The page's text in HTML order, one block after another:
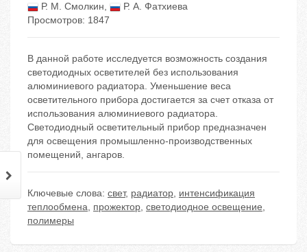
Р. М. Смолкин,
Р. А. Фатхиева
Просмотров: 1847
В данной работе исследуется возможность создания
светодиодных осветителей без использования
алюминиевого радиатора. Уменьшение веса
осветительного прибора достигается за счет отказа от
использования алюминиевого радиатора.
Светодиодный осветительный прибор предназначен
для освещения промышленно-производственных
помещений, ангаров.
Ключевые слова: свет, радиатор, интенсификация
теплообмена, прожектор, светодиодное освещение,
полимеры